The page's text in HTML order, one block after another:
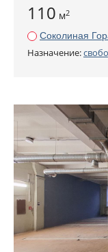
110 м2
Соколиная
Назначение: